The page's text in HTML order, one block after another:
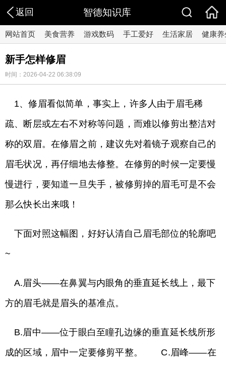
返回 智德知识库
网站首页 美食营养 游戏数码 手工爱好 生活家居 健康养
新手怎样修眉
时间：2026-04-22 06:38:09
1、修眉看似简单，事实上，许多人由于眉毛稀
疏、断层或左右不对称等问题，而难以修剪出整洁对
称的双眉。在修眉之前，建议先对着镜子观察自己的
眉毛状况，再仔细地去修整。在修剪的时候一定要慢
慢进行，要知道一旦失手，被修剪掉的眉毛可是不会
那么快长出来哦！
下面对照这幅图，好好认清自己眉毛部位的轮廓吧
~
A.眉头——在鼻翼与内眼角的垂直延长线上，最下
方的眉毛就是眉头的基准点。
B.眉中——位于眼白至瞳孔边缘的垂直延长线所形
成的区域，眉中一定要修剪平整。 C.眉峰——在